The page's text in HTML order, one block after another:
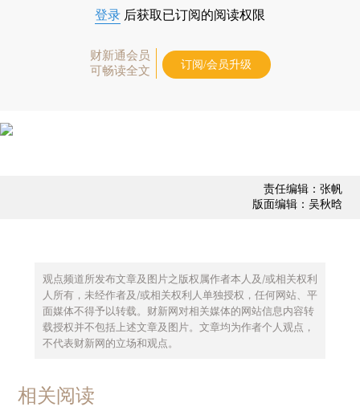
登录 后获取已订阅的阅读权限
财新通会员
可畅读全文
订阅/会员升级
责任编辑：张帆
版面编辑：吴秋晗
观点频道所发布文章及图片之版权属作者本人及/或相关权利
人所有，未经作者及/或相关权利人单独授权，任何网站、平
面媒体不得予以转载。财新网对相关媒体的网站信息内容转
载授权并不包括上述文章及图片。文章均为作者个人观点，
不代表财新网的立场和观点。
相关阅读